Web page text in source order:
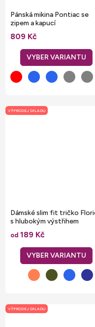
Pánská mikina Pontiac se
zipem a kapucí
809 Kč
VÝPRODEJ SKLADU
Dámské slim fit tričko
s hlubokým výstřihem
od 189 Kč
VÝPRODEJ SKLADU